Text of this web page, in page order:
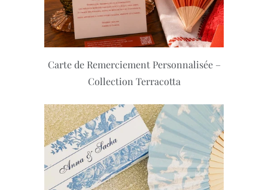
Carte de Remerciement Personnalisée –
Collection Terracotta